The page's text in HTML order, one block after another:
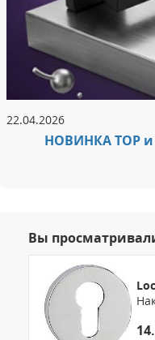
22.04.2026
НОВИНКА ТОР и
Вы